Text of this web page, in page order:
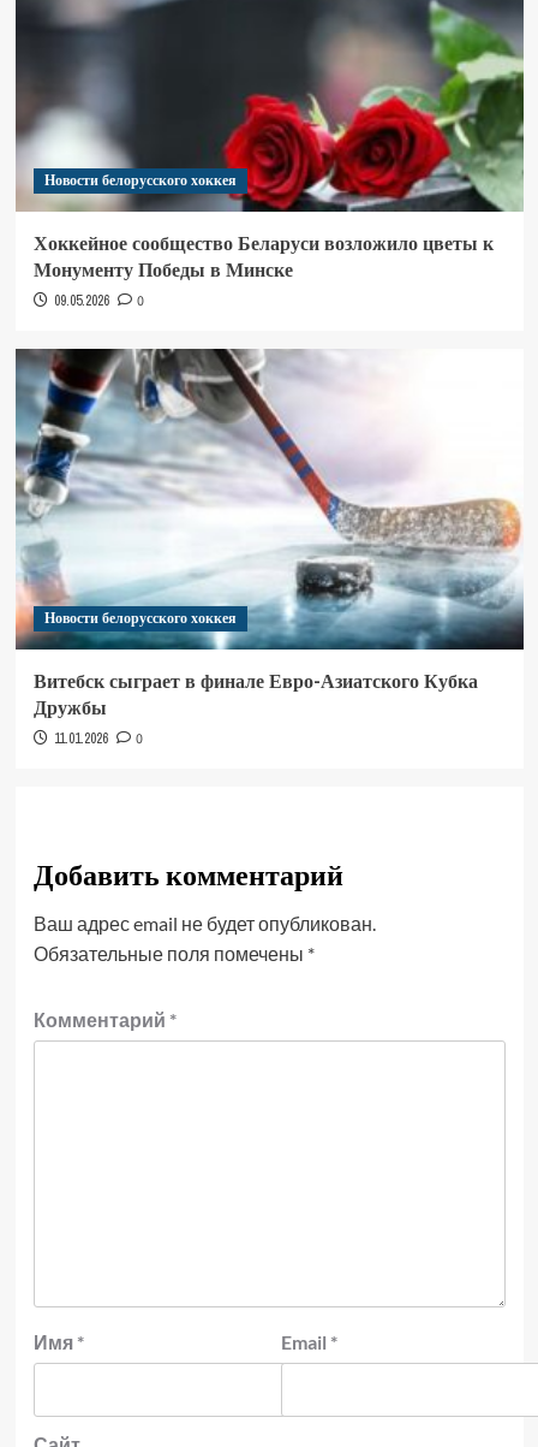
Новости белорусского хоккея
Хоккейное сообщество Беларуси возложило цветы к
Монументу Победы в Минске
09.05.2026 0
Новости белорусского хоккея
Витебск сыграет в финале Евро-Азиатского Кубка
Дружбы
11.01.2026 0
Добавить комментарий
Ваш адрес email не будет опубликован.
Обязательные поля помечены *
Комментарий *
Имя * Email *